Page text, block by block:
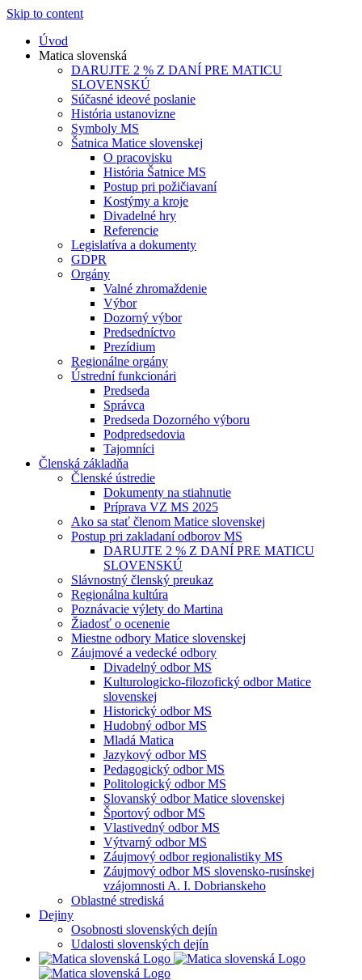
Skip to content
Úvod
Matica slovenská
DARUJTE 2 % Z DANÍ PRE MATICU
SLOVENSKÚ
Súčasné ideové poslanie
História ustanovizne
Symboly MS
Šatnica Matice slovenskej
O pracovisku
História Šatnice MS
Postup pri požičiavaní
Kostýmy a kroje
Divadelné hry
Referencie
Legislatíva a dokumenty
GDPR
Orgány
Valné zhromaždenie
Výbor
Dozorný výbor
Predsedníctvo
Prezídium
Regionálne orgány
Ústrední funkcionári
Predseda
Správca
Predseda Dozorného výboru
Podpredsedovia
Tajomníci
Členská základňa
Členské ústredie
Dokumenty na stiahnutie
Príprava VZ MS 2025
Ako sa stať členom Matice slovenskej
Postup pri zakladaní odborov MS
DARUJTE 2 % Z DANÍ PRE MATICU
SLOVENSKÚ
Slávnostný členský preukaz
Regionálna kultúra
Poznávacie výlety do Martina
Žiadosť o ocenenie
Miestne odbory Matice slovenskej
Záujmové a vedecké odbory
Divadelný odbor MS
Kulturologicko-filozofický odbor Matice
slovenskej
Historický odbor MS
Hudobný odbor MS
Mladá Matica
Jazykový odbor MS
Pedagogický odbor MS
Politologický odbor MS
Slovanský odbor Matice slovenskej
Športový odbor MS
Vlastivedný odbor MS
Výtvarný odbor MS
Záujmový odbor regionalistiky MS
Záujmový odbor MS slovensko-rusínskej
vzájomnosti A. I. Dobrianskeho
Oblastné strediská
Dejiny
Osobnosti slovenských dejín
Udalosti slovenských dejín